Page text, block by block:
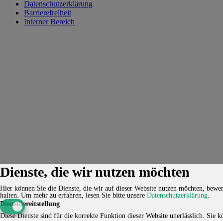
Datenschutzerklärung
Barrierefreiheit
Interner Bereich
Dienste, die wir nutzen möchten
Hier können Sie die Dienste, die wir auf dieser Website nutzen möchten,
halten. Um mehr zu erfahren, lesen Sie bitte unsere Datenschutzerklärung
Dienstbereitstellung
Diese Dienste sind für die korrekte Funktion dieser Website unerlässlich.